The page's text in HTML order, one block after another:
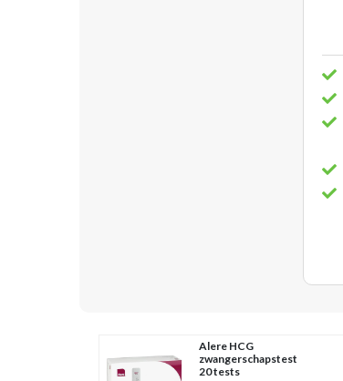
Alere HCG
zwangerschapstest
20 tests